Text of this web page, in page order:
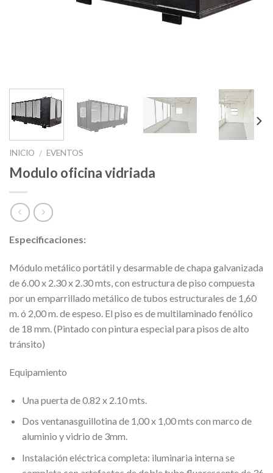
INICIO / EVENTOS
Modulo oficina vidriada
Especificaciones:
Módulo metálico portátil y desarmable de chapa galvanizada
de 6.00 x 2.30 x 2.30 mts, con estructura de piso compuesta
por un emparrillado metálico de tubos estructurales de 1,60
m. ó 2,00 m. de espeso. El piso es de multilaminado fenólico
de 18 mm. (Pintado con pintura especial para pisos de alto
tránsito)
Equipamiento
Una puerta de 0.82 x 2.10 mts.
Dos ventanasguillotina de 1,00 x 1,00 mts con marco de
aluminio y vidrio de 3mm.
Instalación eléctrica completa: iluminaria interna se